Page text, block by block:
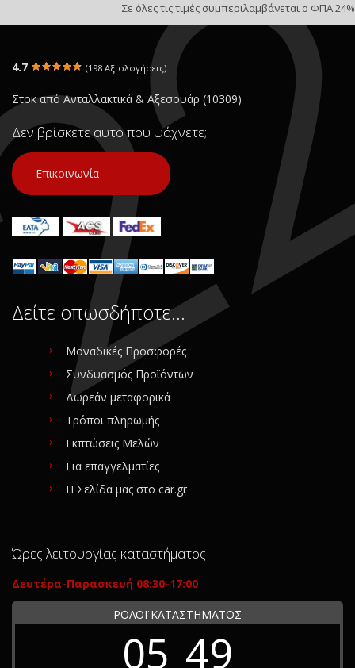
Σε όλες τις τιμές συμπεριλαμβάνεται ο ΦΠΑ 24%
4.7 (198 Αξιολογήσεις)
Στοκ από Ανταλλακτικά & Αξεσουάρ (10309)
Δεν βρίσκετε αυτό που ψάχνετε;
Επικοινωνία
Δείτε οπωσδήποτε…
Μοναδικές Προσφορές
Συνδυασμός Προϊόντων
Δωρεάν μεταφορικά
Τρόποι πληρωμής
Εκπτώσεις Μελών
Για επαγγελματίες
Η Σελίδα μας στο car.gr
Ώρες λειτουργίας καταστήματος
Δευτέρα-Παρασκευή 08:30-17:00
ΡΟΛΟΪ ΚΑΤΑΣΤΗΜΑΤΟΣ
05 49